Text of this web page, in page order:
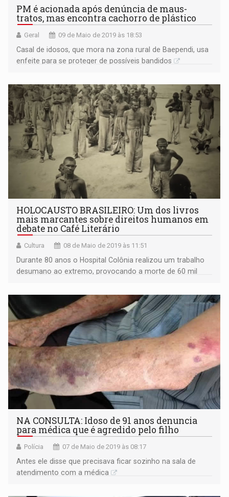
PM é acionada após denúncia de maus-
tratos, mas encontra cachorro de plástico
Geral 09 de Maio de 2019 às 18:53
Casal de idosos, que mora na zona rural de Baependi, usa
enfeite para se proteger de possíveis bandidos
HOLOCAUSTO BRASILEIRO: Um dos livros
mais marcantes sobre direitos humanos em
debate no Café Literário
Cultura 08 de Maio de 2019 às 11:51
Durante 80 anos o Hospital Colônia realizou um trabalho
desumano ao extremo, provocando a morte de 60 mil
NA CONSULTA: Idoso de 91 anos denuncia
para médica que é agredido pelo filho
Polícia 07 de Maio de 2019 às 08:17
Antes ele disse que precisava ficar sozinho na sala de
atendimento com a médica